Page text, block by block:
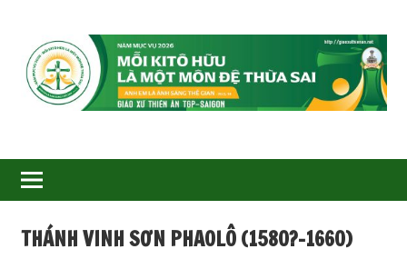
GIÁO
XỨ
THIÊN
ÂN-
TGP
THÁNH VINH SƠN PHAOLÔ (1580?–1660)